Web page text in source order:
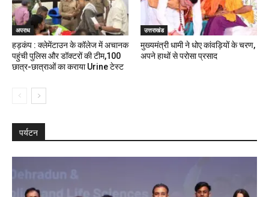
अपराध
हड़कंप : क्लेमेंटाउन के कॉलेज में अचानक
पहुंची पुलिस और डॉक्टरों की टीम,100
छात्र-छात्राओं का कराया Urine टेस्ट
उत्तराखंड
मुख्यमंत्री धामी ने धोए कांवड़ियों के चरण,
अपने हाथों से परोसा प्रसाद
पर्यटन